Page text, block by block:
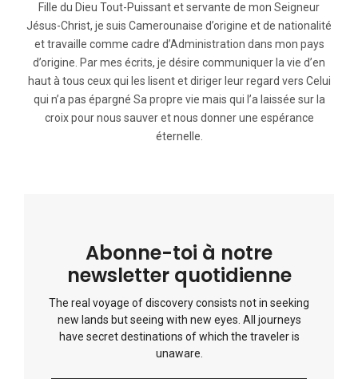
Fille du Dieu Tout-Puissant et servante de mon Seigneur
Jésus-Christ, je suis Camerounaise d’origine et de nationalité
et travaille comme cadre d’Administration dans mon pays
d’origine. Par mes écrits, je désire communiquer la vie d’en
haut à tous ceux qui les lisent et diriger leur regard vers Celui
qui n’a pas épargné Sa propre vie mais qui l’a laissée sur la
croix pour nous sauver et nous donner une espérance
éternelle.
Abonne-toi à notre
newsletter quotidienne
The real voyage of discovery consists not in seeking
new lands but seeing with new eyes. All journeys
have secret destinations of which the traveler is
unaware.